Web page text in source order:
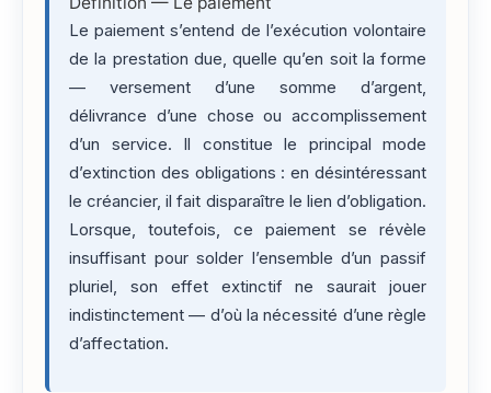
Le paiement s’entend de l’exécution volontaire
de la prestation due, quelle qu’en soit la forme
— versement d’une somme d’argent,
délivrance d’une chose ou accomplissement
d’un service. Il constitue le principal mode
d’extinction des obligations : en désintéressant
le créancier, il fait disparaître le lien d’obligation.
Lorsque, toutefois, ce paiement se révèle
insuffisant pour solder l’ensemble d’un passif
pluriel, son effet extinctif ne saurait jouer
indistinctement — d’où la nécessité d’une règle
d’affectation.